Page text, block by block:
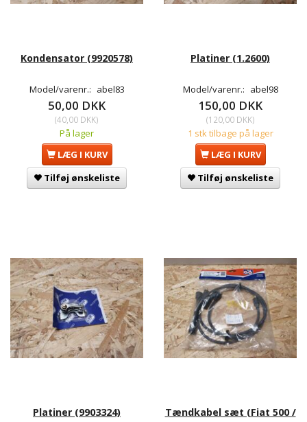
Kondensator (9920578)
Model/varenr.: abel83
50,00 DKK
(40,00 DKK)
På lager
LÆG I KURV
Tilføj ønskeliste
Platiner (1.2600)
Model/varenr.: abel98
150,00 DKK
(120,00 DKK)
1 stk tilbage på lager
LÆG I KURV
Tilføj ønskeliste
Platiner (9903324)
Tændkabel sæt (Fiat 500 /